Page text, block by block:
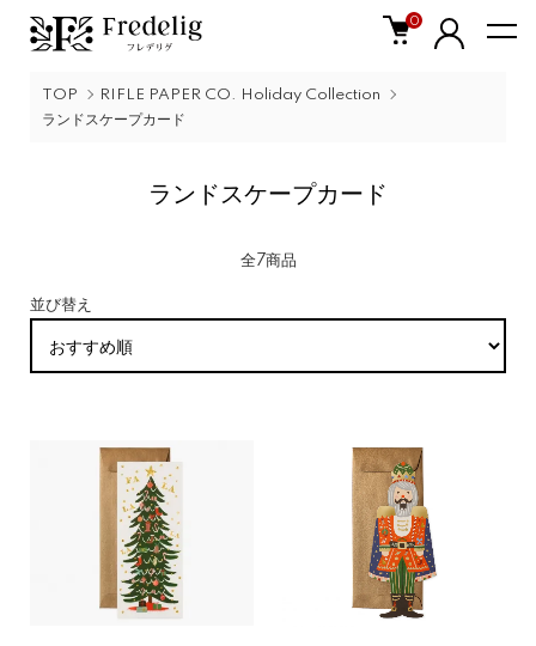
0
TOP
RIFLE PAPER CO. Holiday Collection
ランドスケープカード
ランドスケープカード
全7商品
並び替え